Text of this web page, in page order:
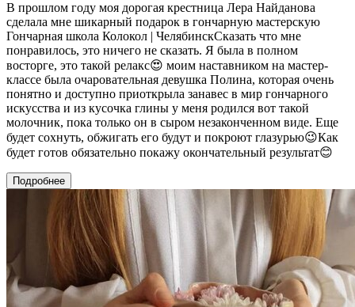
В прошлом году моя дорогая крестница Лера Найданова
сделала мне шикарный подарок в гончарную мастерскую
Гончарная школа Колокол | ЧелябинскСказать что мне
понравилось, это ничего не сказать. Я была в полном
восторге, это такой релакс😍 моим наставником на мастер-
классе была очаровательная девушка Полина, которая очень
понятно и доступно приоткрыла занавес в мир гончарного
искусства и из кусочка глины у меня родился вот такой
молочник, пока только он в сыром незаконченном виде. Еще
будет сохнуть, обжигать его будут и покроют глазурью😉Как
будет готов обязательно покажу окончательный результат😊
Подробнее